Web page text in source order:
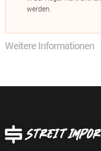
werden.
Weitere Informationen